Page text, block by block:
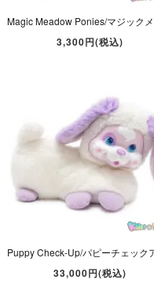
3,300円(税込)
33,000円(税込)